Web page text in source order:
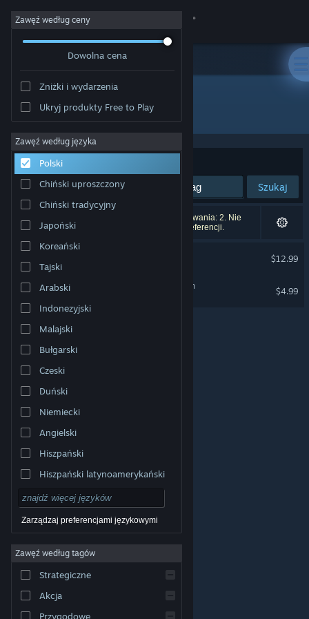
Zaloguj się
Społeczność
Informacje
Wsparcie
Zmień język
Pobierz aplikację mobilną Steam
Wersja przeglądarkowa
© Valve Corporation. Wszelkie prawa zastrzeżone.
właścicieli w Stanach Zjednoczonych i innych krajach.
dostępu
Umowa użytkownika Steam
pieniędzy |Ciasteczka
Zawęź według ceny
Dowolna cena
Zniżki i wydarzenia
Ukryj produkty Free to Play
Zawęź według języka
Polski
Chiński uproszczony
Chiński tradycyjny
Japoński
Koreański
Tajski
Arabski
Indonezyjski
Malajski
Bułgarski
Czeski
Duński
Niemiecki
Angielski
Hiszpański
Hiszpański latynoamerykański
Zarządzaj preferencjami językowymi
Zawęź według tagów
Strategiczne
Akcja
Przygodowe
Producent: Brimstone
Sortuj według:
Szukaj
Liczba wyników pasujących do twojego wyszukiwania: 2. Nie
uwzględniono 3 tytułów na podstawie twoich preferencji.
$12.99
Lance A Lot: Classic Edition
$4.99